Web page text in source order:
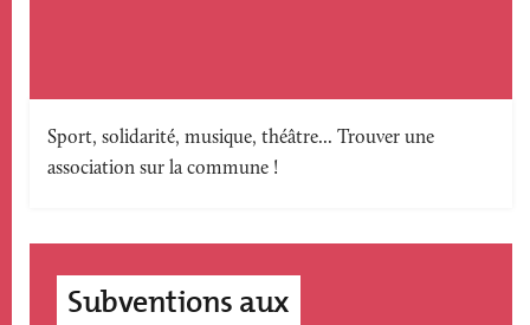
Texte
accroche
Sport, solidarité, musique, théâtre... Trouver une
association sur la commune !
Subventions aux